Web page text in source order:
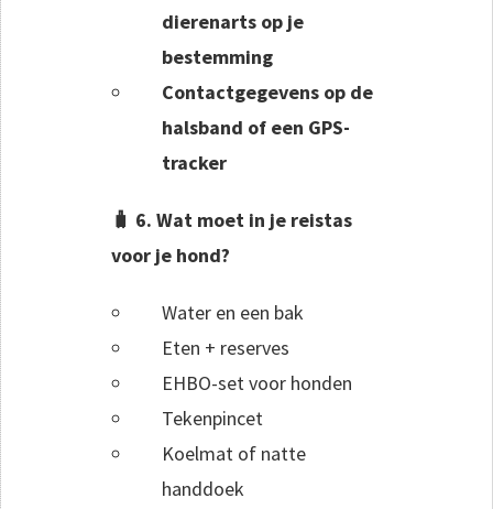
dierenarts op je
bestemming
Contactgegevens op de
halsband of een GPS-
tracker
🧳 6. Wat moet in je reistas
voor je hond?
Water en een bak
Eten + reserves
EHBO-set voor honden
Tekenpincet
Koelmat of natte
handdoek